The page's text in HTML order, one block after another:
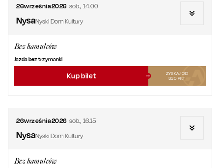
26września2026 sob., 14.00
NysaNyski Dom Kultury
Bez hamulców
Jazda bez trzymanki
Kup bilet
ZYSKAJ OD
330 PKT
26września2026 sob., 16.15
NysaNyski Dom Kultury
Bez hamulców